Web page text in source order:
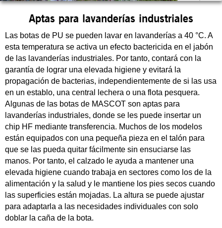
Aptas para lavanderías industriales
Las botas de PU se pueden lavar en lavanderías a 40 °C. A
esta temperatura se activa un efecto bactericida en el jabón
de las lavanderías industriales. Por tanto, contará con la
garantía de lograr una elevada higiene y evitará la
propagación de bacterias, independientemente de si las usa
en un establo, una central lechera o una flota pesquera.
Algunas de las botas de MASCOT son aptas para
lavanderías industriales, donde se les puede insertar un
chip HF mediante transferencia. Muchos de los modelos
están equipados con una pequeña pieza en el talón para
que se las pueda quitar fácilmente sin ensuciarse las
manos. Por tanto, el calzado le ayuda a mantener una
elevada higiene cuando trabaja en sectores como los de la
alimentación y la salud y le mantiene los pies secos cuando
las superficies están mojadas. La altura se puede ajustar
para adaptarla a las necesidades individuales con solo
doblar la caña de la bota.